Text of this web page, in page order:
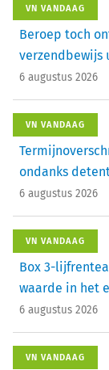
VN VANDAAG
Beroep toch
verzendbewijs
6 augustus 2026
VN VANDAAG
ondanks
6 augustus 2026
VN VANDAAG
Box 3-
waarde in het
6 augustus 2026
VN VANDAAG